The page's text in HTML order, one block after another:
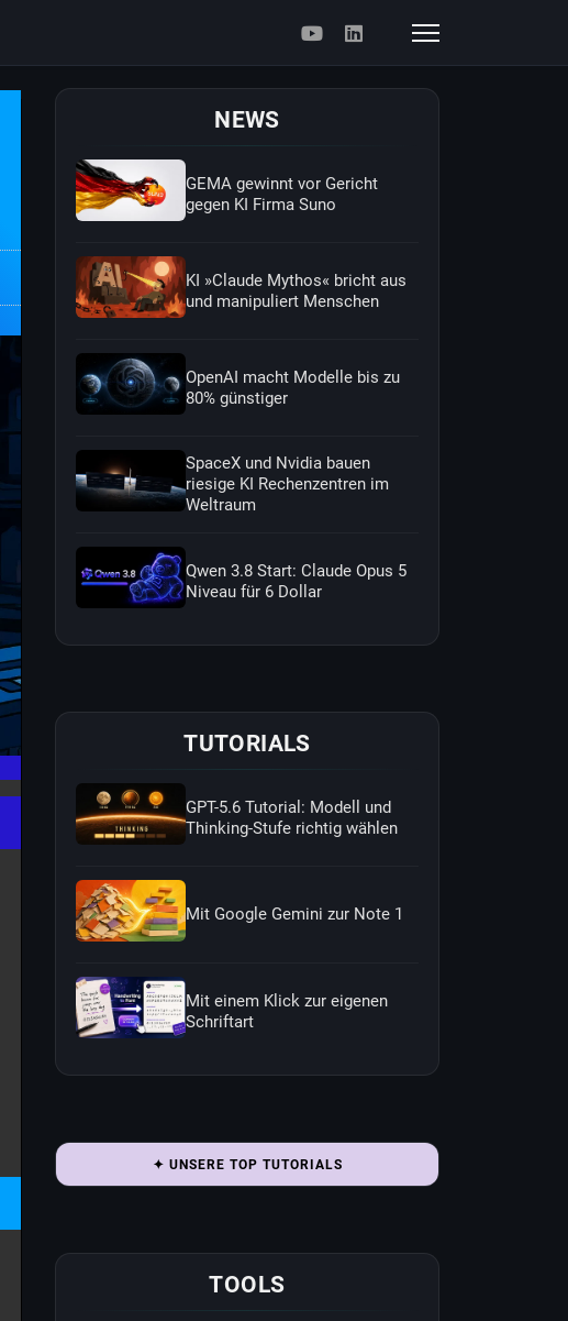
NEWS
GEMA gewinnt vor Gericht
gegen KI Firma Suno
KI »Claude Mythos« bricht aus
und manipuliert Menschen
OpenAI macht Modelle bis zu
80% günstiger
SpaceX und Nvidia bauen
riesige KI Rechenzentren im
Weltraum
Qwen 3.8 Start: Claude Opus 5
Niveau für 6 Dollar
TUTORIALS
GPT-5.6 Tutorial: Modell und
Thinking-Stufe richtig wählen
Mit Google Gemini zur Note 1
Mit einem Klick zur eigenen
Schriftart
✦ UNSERE TOP TUTORIALS
TOOLS